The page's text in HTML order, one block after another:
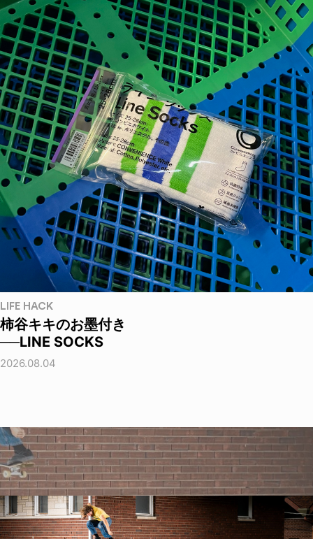
LIFE HACK
柿谷キキのお墨付き
──LINE SOCKS
2026.08.04